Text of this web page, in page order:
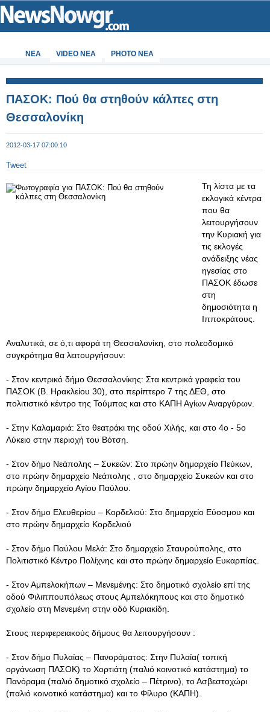
ΝΕΑ VIDEO NEA PHOTO NEA
ΠΑΣΟΚ: Πού θα στηθούν κάλπες στη
Θεσσαλονίκη
2012-03-17 07:00:10
Tweet
Τη λίστα με τα
εκλογικά κέντρα
που θα
λειτουργήσουν
την Κυριακή για
τις εκλογές
ανάδειξης νέας
ηγεσίας στο
ΠΑΣΟΚ έδωσε
στη
δημοσιότητα η
Ιπποκράτους.
Αναλυτικά, σε ό,τι αφορά τη Θεσσαλονίκη, στο πολεοδομικό
συγκρότημα θα λειτουργήσουν:
- Στον κεντρικό δήμο Θεσσαλονίκης: Στα κεντρικά γραφεία του
ΠΑΣΟΚ (Β. Ηρακλείου 30), στο περίπτερο 7 της ΔΕΘ, στο
πολιτιστικό κέντρο της Τούμπας και στο ΚΑΠΗ Αγίων Αναργύρων.
- Στην Καλαμαριά: Στο θεατράκι της οδού Χιλής, και στο 4ο - 5ο
Λύκειο στην περιοχή του Βότση.
- Στον δήμο Νεάπολης – Συκεών: Στο πρώην δημαρχείο Πεύκων,
στο πρώην δημαρχείο Νεάπολης , στο δημαρχείο Συκεών και στο
πρώην δημαρχείο Αγίου Παύλου.
- Στον δήμο Ελευθερίου – Κορδελιού: Στο δημαρχείο Εύοσμου και
στο πρώην δημαρχείο Κορδελιού
- Στον δήμο Παύλου Μελά: Στο δημαρχείο Σταυρούπολης, στο
Πολιτιστικό Κέντρο Πολίχνης και στο πρώην δημαρχείο Ευκαρπίας.
- Στον Αμπελοκήπων – Μενεμένης: Στο δημοτικό σχολείο επί της
οδού Φιλιππουπόλεως στους Αμπελόκηπους και στο δημοτικό
σχολείο στη Μενεμένη στην οδό Κυριακίδη.
Στους περιφερειακούς δήμους θα λειτουργήσουν :
- Στον δήμο Πυλαίας – Πανοράματος: Στην Πυλαία( τοπική
οργάνωση ΠΑΣΟΚ) το Χορτιάτη (παλιό κοινοτικό κατάστημα) το
Πανόραμα (παλιό δημοτικό σχολείο – Πέτρινο), το Ασβεστοχώρι
(παλιό κοινοτικό κατάστημα) και το Φίλυρο (ΚΑΠΗ).